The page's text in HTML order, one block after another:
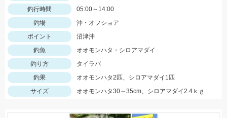
釣行時間
05:00～14:00
釣場
沖・オフショア
ポイント
沼津沖
釣魚
オオモンハタ・シロアマダイ
釣り方
タイラバ
釣果
オオモンハタ2匹、シロアマダイ1匹
サイズ
オオモンハタ30～35cm、シロアマダイ2.4ｋｇ